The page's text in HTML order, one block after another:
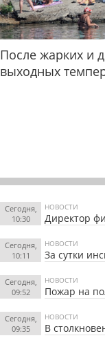
После жарких и
выходных
Сегодня,
10:30
НОВОСТИ
Директор
Сегодня,
10:11
НОВОСТИ
За сутки
Сегодня,
09:52
НОВОСТИ
Пожар на
Сегодня,
09:35
НОВОСТИ
В